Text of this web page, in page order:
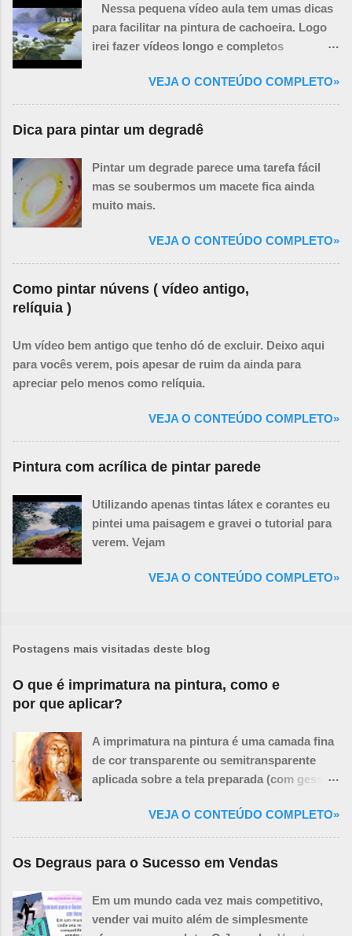
Nessa pequena vídeo aula tem umas dicas
para facilitar na pintura de cachoeira. Logo
irei fazer vídeos longo e completos
cachoeiras.VEJA O CONTEÚDO COMPLETO»
Dica para pintar um degradê
Pintar um degrade parece uma tarefa fácil
mas se soubermos um macete fica ainda
muito mais.
VEJA O CONTEÚDO COMPLETO»
Como pintar núvens ( vídeo antigo,
relíquia )
Um vídeo bem antigo que tenho dó de excluir. Deixo aqui
para vocês verem, pois apesar de ruim da ainda para
apreciar pelo menos como relíquia.
VEJA O CONTEÚDO COMPLETO»
Pintura com acrílica de pintar parede
Utilizando apenas tintas látex e corantes eu
pintei uma paisagem e gravei o tutorial para
verem. Vejam
VEJA O CONTEÚDO COMPLETO»
Postagens mais visitadas deste blog
O que é imprimatura na pintura, como e
por que aplicar?
A imprimatura na pintura é uma camada fina
de cor transparente ou semitransparente
aplicada sobre a tela preparada (com gesso
pintura propriamente dita. O termo vem do
italiano e significa "primeira demão" ou
"primeira camada". Pense na imprimatura
como um tom base sutil que influencia todas
não cobre completamente a tela, mas a tinge,
criando um fundo unificado e ajudando a:
VEJA O CONTEÚDO COMPLETO»
Os Degraus para o Sucesso em Vendas
Em um mundo cada vez mais competitivo,
vender vai muito além de simplesmente